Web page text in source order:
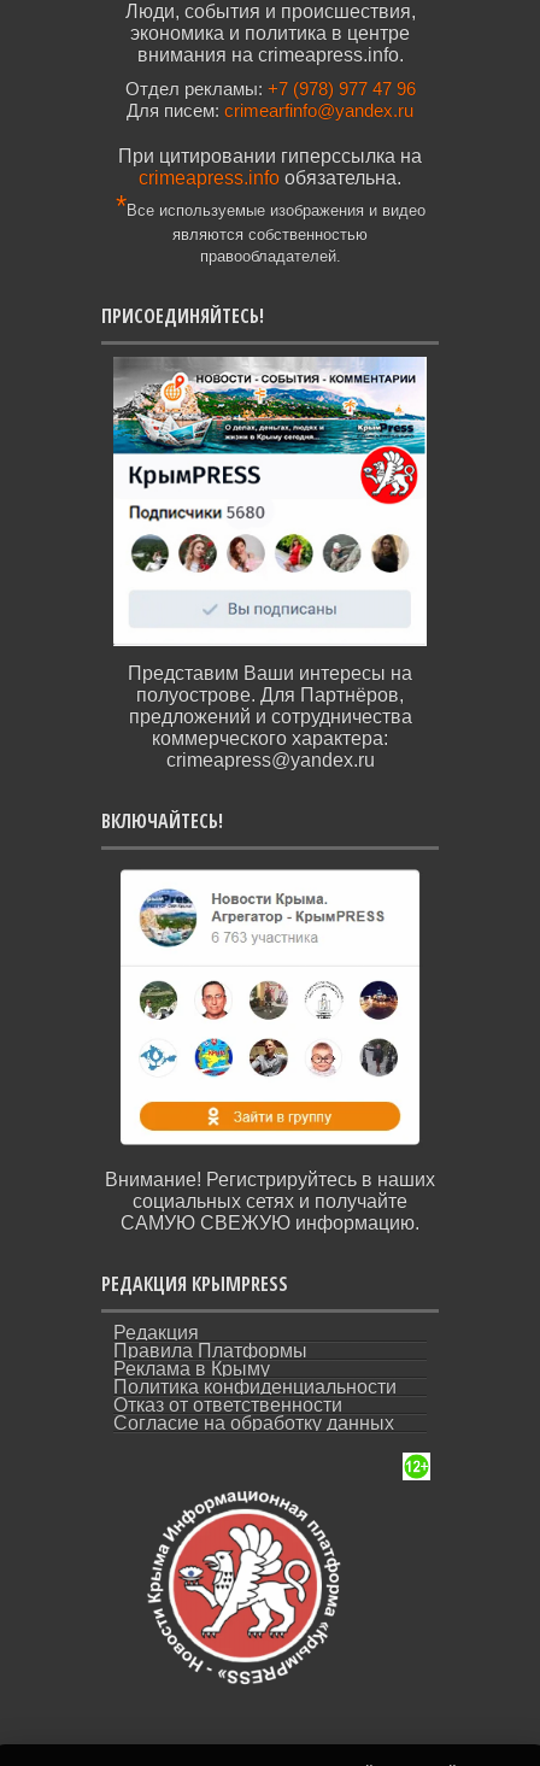
Люди, события и происшествия,
экономика и политика в центре
внимания на crimeapress.info.
Отдел рекламы: +7 (978) 977 47 96
Для писем: crimearfinfo@yandex.ru
При цитировании гиперссылка на
crimeapress.info обязательна.
*Все используемые изображения и видео
являются собственностью
правообладателей.
ПРИСОЕДИНЯЙТЕСЬ!
Представим Ваши интересы на
полуострове. Для Партнёров,
предложений и сотрудничества
коммерческого характера:
crimeapress@yandex.ru
ВКЛЮЧАЙТЕСЬ!
Внимание! Регистрируйтесь в наших
социальных сетях и получайте
САМУЮ СВЕЖУЮ информацию.
РЕДАКЦИЯ КРЫМPRESS
Редакция
Правила Платформы
Реклама в Крыму
Политика конфиденциальности
Отказ от ответственности
Согласие на обработку данных